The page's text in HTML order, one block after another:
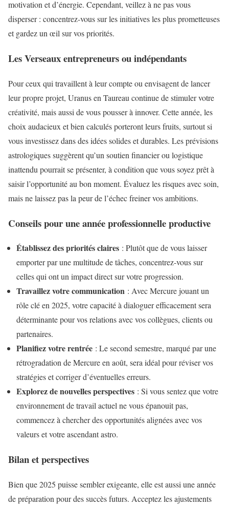
motivation et d’énergie. Cependant, veillez à ne pas vous
disperser : concentrez-vous sur les initiatives les plus prometteuses
et gardez un œil sur vos priorités.
Les Verseaux entrepreneurs ou indépendants
Pour ceux qui travaillent à leur compte ou envisagent de lancer
leur propre projet, Uranus en Taureau continue de stimuler votre
créativité, mais aussi de vous pousser à innover. Cette année, les
choix audacieux et bien calculés porteront leurs fruits, surtout si
vous investissez dans des idées solides et durables. Les prévisions
astrologiques suggèrent qu’un soutien financier ou logistique
inattendu pourrait se présenter, à condition que vous soyez prêt à
saisir l’opportunité au bon moment. Évaluez les risques avec soin,
mais ne laissez pas la peur de l’échec freiner vos ambitions.
Conseils pour une année professionnelle productive
Établissez des priorités claires : Plutôt que de vous laisser
emporter par une multitude de tâches, concentrez-vous sur
celles qui ont un impact direct sur votre progression.
Travaillez votre communication : Avec Mercure jouant un
rôle clé en 2025, votre capacité à dialoguer efficacement sera
déterminante pour vos relations avec vos collègues, clients ou
partenaires.
Planifiez votre rentrée : Le second semestre, marqué par une
rétrogradation de Mercure en août, sera idéal pour réviser vos
stratégies et corriger d’éventuelles erreurs.
Explorez de nouvelles perspectives : Si vous sentez que votre
environnement de travail actuel ne vous épanouit pas,
commencez à chercher des opportunités alignées avec vos
valeurs et votre ascendant astro.
Bilan et perspectives
Bien que 2025 puisse sembler exigeante, elle est aussi une année
de préparation pour des succès futurs. Acceptez les ajustements